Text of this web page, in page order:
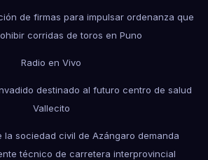
de firmas para impulsar ordenanza que
corridas de toros en Puno
Radio en Vivo
destinado al futuro centro de salud
Vallecito
la sociedad civil de Azángaro demanda
técnico de carretera interprovincial